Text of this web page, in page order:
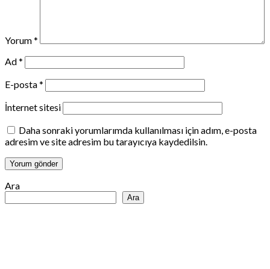
Yorum*
Ad*
E-posta*
İnternet sitesi
Daha sonraki yorumlarımda kullanılması için adım, e-posta
adresim ve site adresim bu tarayıcıya kaydedilsin.
Ara
Ara